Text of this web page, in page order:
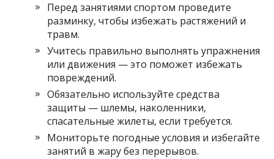
Перед занятиями спортом проведите
разминку, чтобы избежать растяжений и
травм.
Учитесь правильно выполнять упражнения
или движения — это поможет избежать
повреждений.
Обязательно используйте средства
защиты — шлемы, наколенники,
спасательные жилеты, если требуется.
Мониторьте погодные условия и избегайте
занятий в жару без перерывов.